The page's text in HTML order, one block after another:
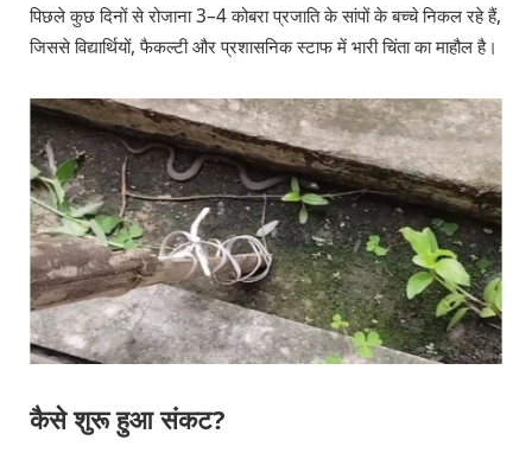
पिछले कुछ दिनों से रोजाना 3–4 कोबरा प्रजाति के सांपों के बच्चे निकल रहे हैं,
जिससे विद्यार्थियों, फैकल्टी और प्रशासनिक स्टाफ में भारी चिंता का माहौल है।
कैसे शुरू हुआ संकट?